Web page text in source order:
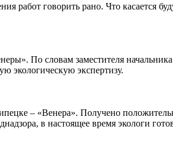
работ говорить рано. Что касается
По словам заместителя
экологическую экспертизу.
– «Венера». Получено
в настоящее время экологи